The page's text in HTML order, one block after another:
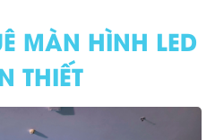
MÀN HÌNH LED
THIẾT